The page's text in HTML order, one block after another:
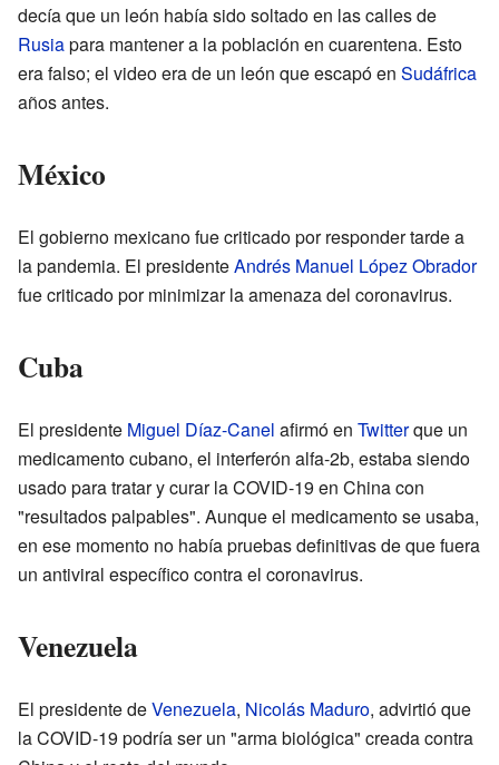
decía que un león había sido soltado en las calles de
Rusiapara mantener a la población en cuarentena. Esto
era falso; el video era de un león que escapó en Sudáfrica
años antes.
México
El gobierno mexicano fue criticado por responder tarde a
la pandemia. El presidenteAndrés Manuel López Obrador
fue criticado por minimizar la amenaza del coronavirus.
Cuba
El presidente Miguel Díaz-Canel afirmó en Twitterque un
medicamento cubano, el interferón alfa-2b, estaba siendo
usado para tratar y curar la COVID-19 en China con
"resultados palpables". Aunque el medicamento se usaba,
en ese momento no había pruebas definitivas de que fuera
un antiviral específico contra el coronavirus.
Venezuela
El presidente deVenezuela, Nicolás Maduro, advirtió que
la COVID-19 podría ser un "arma biológica" creada contra